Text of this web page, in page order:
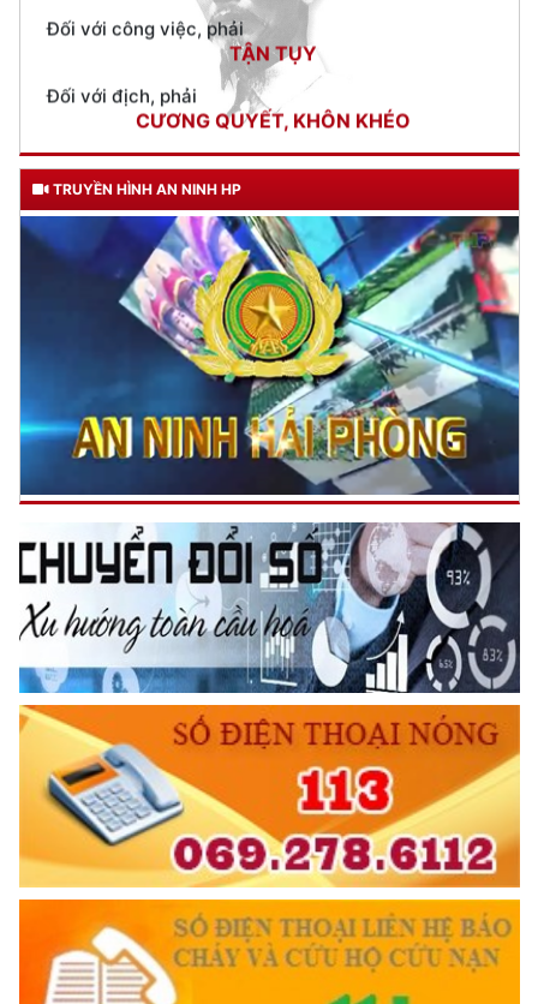
Đối với địch, phải
CƯƠNG QUYẾT, KHÔN KHÉO
Trích thư Chủ tịch Hồ Chí Minh
gửi Công an Khu XII,
ngày 11 tháng 3 năm 1948.
TRUYỀN HÌNH AN NINH HP